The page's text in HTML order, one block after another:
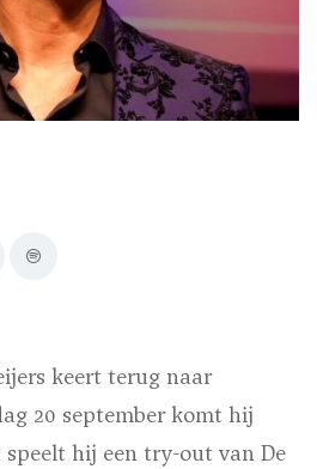
keert terug naar
20 september komt hij
hij een try-out van De